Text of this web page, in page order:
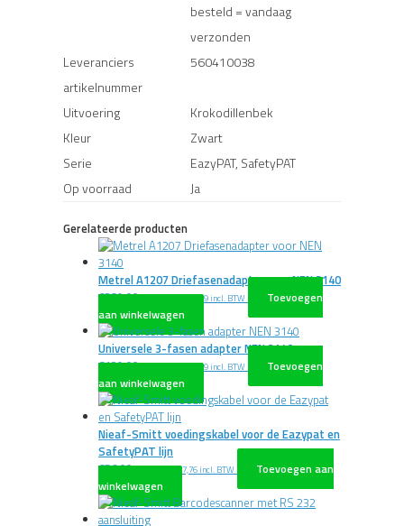
besteld = vandaag
verzonden
Leveranciers
artikelnummer
560410038
Uitvoering
Krokodillenbek
Kleur
Zwart
Serie
EazyPAT, SafetyPAT
Op voorraad
Ja
Gerelateerde producten
Metrel A1207 Driefasenadapter voor NEN 3140
€389,00 excl. BTW€470,69 incl. BTW
Toevoegen
aan winkelwagen
Universele 3-fasen adapter NEN 3140
€139,00 excl. BTW€168,19 incl. BTW
Toevoegen
aan winkelwagen
Nieaf-Smitt voedingskabel voor de Eazypat en
SafetyPAT lijn
€56,00 excl. BTW€67,76 incl. BTW
Toevoegen aan
winkelwagen